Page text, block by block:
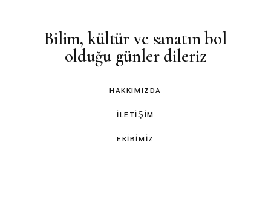
Bilim, kültür ve sanatın bol
olduğu günler dileriz
HAKKIMIZDA
İLETIŞIM
EKIBIMIZ